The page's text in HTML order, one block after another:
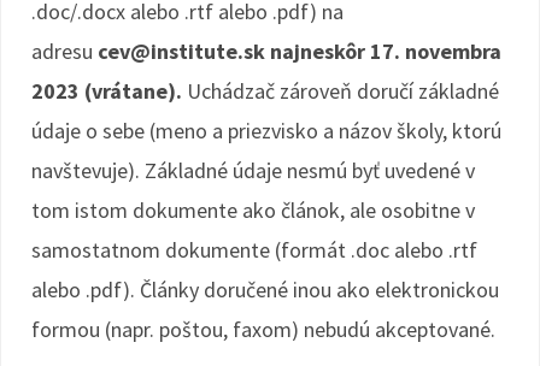
.doc/.docx alebo .rtf alebo .pdf) na
adresu cev@institute.sk najneskôr 17. novembra
2023 (vrátane). Uchádzač zároveň doručí základné
údaje o sebe (meno a priezvisko a názov školy, ktorú
navštevuje). Základné údaje nesmú byť uvedené v
tom istom dokumente ako článok, ale osobitne v
samostatnom dokumente (formát .doc alebo .rtf
alebo .pdf). Články doručené inou ako elektronickou
formou (napr. poštou, faxom) nebudú akceptované.